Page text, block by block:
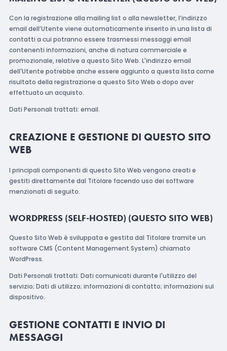
Con la registrazione alla mailing list o alla newsletter, l’indirizzo
email dell’Utente viene automaticamente inserito in una lista di
contatti a cui potranno essere trasmessi messaggi email
contenenti informazioni, anche di natura commerciale e
promozionale, relative a questo Sito Web. L'indirizzo email
dell'Utente potrebbe anche essere aggiunto a questa lista come
risultato della registrazione a questo Sito Web o dopo aver
effettuato un acquisto.
Dati Personali trattati: email.
CREAZIONE E GESTIONE DI QUESTO SITO
WEB
I principali componenti di questo Sito Web vengono creati e
gestiti direttamente dal Titolare facendo uso dei software
menzionati di seguito.
WORDPRESS (SELF-HOSTED) (QUESTO SITO WEB)
Questo Sito Web è sviluppata e gestita dal Titolare tramite un
software CMS (Content Management System) chiamato
WordPress.
Dati Personali trattati: Dati comunicati durante l'utilizzo del
servizio; Dati di utilizzo; informazioni di contatto; informazioni sul
dispositivo.
GESTIONE CONTATTI E INVIO DI
MESSAGGI